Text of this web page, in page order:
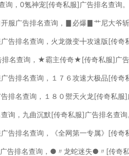
，0氪神宠[传奇私服]广告排名查询。
广告排名查询，▊必爆▊艹尼大爷斩
排名查询，火龙微变╋攻速版[传奇
名查询，★霸主传奇★[传奇私服]广告
告排名查询，１７６攻速大极品[传奇
排名查询，１８０禦天火龙[传奇私服]
询，九曲沉默[传奇私服]广告排名查询
告排名查询，《全网第一专属》[传奇
排名查询，●〃龙蛇迷失●〃[传奇私